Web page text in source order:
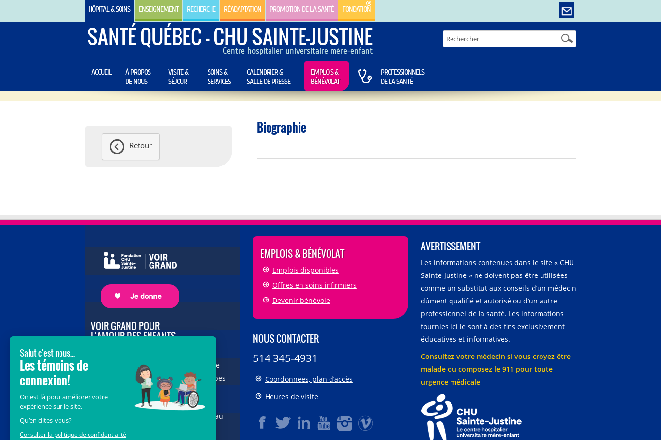
HÔPITAL & SOINS ENSEIGNEMENT RECHERCHE RÉADAPTATION PROMOTION DE LA SANTÉ FONDATION
SANTÉ QUÉBEC - CHU SAINTE-JUSTINE
Centre hospitalier universitaire mère-enfant
ACCUEIL
À PROPOS
DE NOUS
VISITE &
SÉJOUR
SOINS &
SERVICES
CALENDRIER &
SALLE DE PRESSE
EMPLOIS &
BÉNÉVOLAT
PROFESSIONNELS
DE LA SANTÉ
Retour
Biographie
VOIR GRAND POUR
L’AMOUR DES ENFANTS
vous au cœur de la campagne majeure
Voir Grand, nous conduisons les équipes
soignantes vers les opportunités de la
science et des nouvelles technologies
pour que chaque enfant, où qu’il soit au
EMPLOIS & BÉNÉVOLAT
Emplois disponibles
Offres en soins infirmiers
Devenir bénévole
NOUS CONTACTER
514 345-4931
Coordonnées, plan d’accès
Heures de visite
AVERTISSEMENT
Les informations contenues dans le site « CHU
Sainte-Justine » ne doivent pas être utilisées
comme un substitut aux conseils d’un médecin
dûment qualifié et autorisé ou d’un autre
professionnel de la santé. Les informations
fournies ici le sont à des fins exclusivement
éducatives et informatives.
Consultez votre médecin si vous croyez être
malade ou composez le 911 pour toute
urgence médicale.